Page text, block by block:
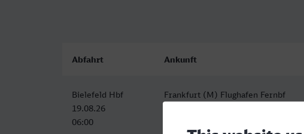
Abfahrt Ankunft
Bielefeld Hbf
19.08.26
06:00
Frankfurt (M) Flughafen Fernbf